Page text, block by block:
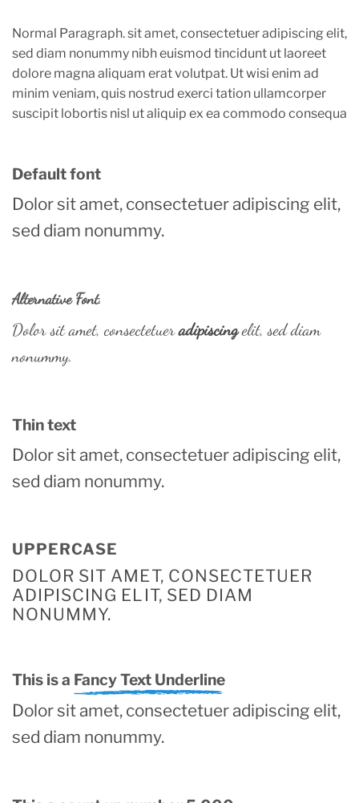
Normal Paragraph. sit amet, consectetuer adipiscing elit,
sed diam nonummy nibh euismod tincidunt ut laoreet
dolore magna aliquam erat volutpat. Ut wisi enim ad
minim veniam, quis nostrud exerci tation ullamcorper
suscipit lobortis nisl ut aliquip ex ea commodo consequa
Default font
Dolor sit amet, consectetuer adipiscing elit,
sed diam nonummy.
Alternative Font.
Dolor sit amet, consectetueradipiscingelit, sed diam
nonummy.
Thin text
Dolor sit amet, consectetuer adipiscing elit,
sed diam nonummy.
UPPERCASE
DOLOR SIT AMET, CONSECTETUER
ADIPISCING ELIT, SED DIAM
NONUMMY.
This is a Fancy Text Underline
Dolor sit amet, consectetuer adipiscing elit,
sed diam nonummy.